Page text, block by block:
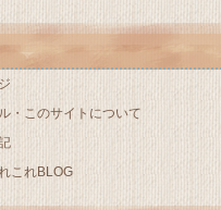
・このサイトについて
これBLOG